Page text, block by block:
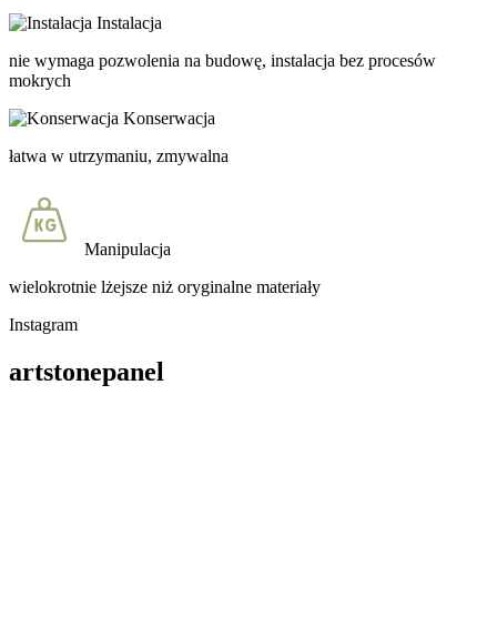
Instalacja
nie wymaga pozwolenia na budowę, instalacja bez procesów
mokrych
Konserwacja
łatwa w utrzymaniu, zmywalna
Manipulacja
wielokrotnie lżejsze niż oryginalne materiały
Instagram
artstonepanel